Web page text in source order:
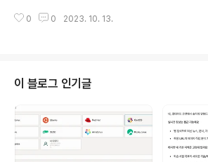
a.org/wiki/Command-li..
을 제공합니다. 가독성: 클린 코드는 읽기 쉽고 이해 용이
명확하고 일관성이 있기 때문에 새로운 기능을 추가하거나
버그를 수정하는 작업이 간단 코드의 중복을 제거하고 모
듈화하여 변경 사항에 대한 영향을 최소화 가능 버그 감소:
클린 코드는 버그가 발생하기 어려운 구조 작은 함수와 모
듈을 사용하면 코드의 일부분만 수정해도 되므로 다른 부
분에 영향을 미치는 버그..
0 0 2023. 10. 13.
이 블로그 인기글